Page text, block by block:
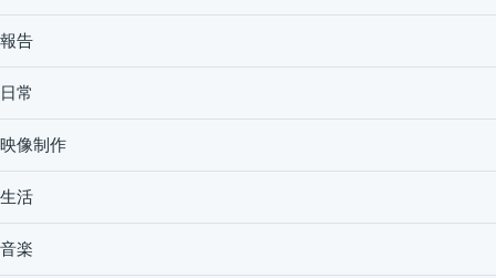
報告
日常
映像制作
生活
音楽